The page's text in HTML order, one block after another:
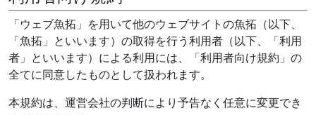
「ウェブ魚拓」を用いて他のウェブサイトの魚拓（以下、
「魚拓」といいます）の取得を行う利用者（以下、「利用
者」といいます）による利用には、「利用者向け規約」の
全てに同意したものとして扱われます。
本規約は、運営会社の判断により予告なく任意に変更でき